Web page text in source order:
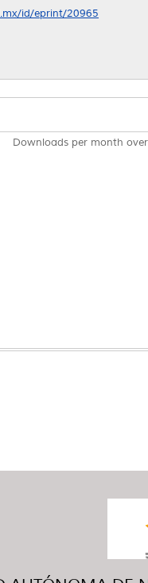
id/eprint/20965
Downloads per month